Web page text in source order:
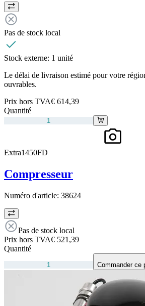
Pas de stock local
Stock externe: 1 unité
Le délai de livraison estimé pour votre
ouvrables.
Prix hors TVA€ 614,39
Quantité
Extra1450FD
Compresseur
Numéro d'article: 38624
Pas de stock local
Prix hors TVA€ 521,39
Quantité
Commander ce